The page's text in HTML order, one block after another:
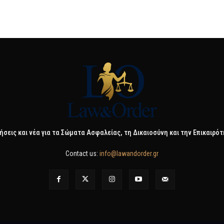
και νέα για τα Σώματα Ασφαλείας, τη Δικαιοσύνη και την
Contact us: info@lawandorder.gr